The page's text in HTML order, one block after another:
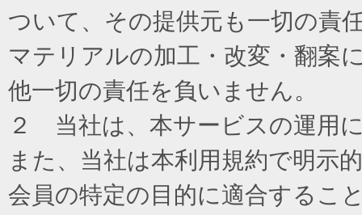
ついて、その提供元も一切の責
マテリアルの加工・改変・翻案
他一切の責任を負いません。
２ 当社は、本サービスの運用
また、当社は本利用規約で明示
会員の特定の目的に適合するこ